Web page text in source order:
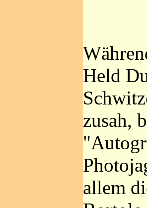
Held
zusah,
allem